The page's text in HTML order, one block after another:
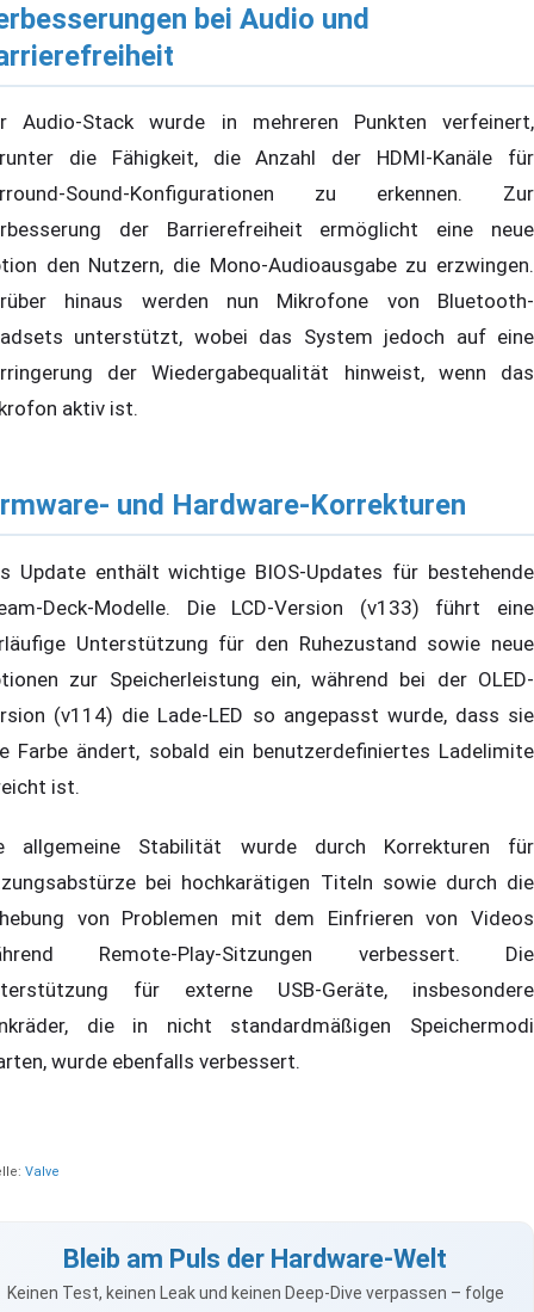
bei Audio und
Audio-Stack wurde in mehreren Punkten verfeinert,
die Fähigkeit, die Anzahl der HDMI-Kanäle für
Sound-Konfigurationen zu erkennen. Zur
der Barrierefreiheit ermöglicht eine neue
den Nutzern, die Mono-Audioausgabe zu erzwingen.
hinaus werden nun Mikrofone von Bluetooth-
unterstützt, wobei das System jedoch auf eine
der Wiedergabequalität hinweist, wenn das
aktiv ist.
und Hardware-Korrekturen
Update enthält wichtige BIOS-Updates für bestehende
Deck-Modelle. Die LCD-Version (v133) führt eine
Unterstützung für den Ruhezustand sowie neue
zur Speicherleistung ein, während bei der OLED-
(v114) die Lade-LED so angepasst wurde, dass sie
Farbe ändert, sobald ein benutzerdefiniertes Ladelimite
ist.
allgemeine Stabilität wurde durch Korrekturen für
bei hochkarätigen Titeln sowie durch die
von Problemen mit dem Einfrieren von Videos
Remote-Play-Sitzungen verbessert. Die
für externe USB-Geräte, insbesondere
die in nicht standardmäßigen Speichermodi
wurde ebenfalls verbessert.
Valve
Bleib am Puls der Hardware-Welt
Keinen Test, keinen Leak und keinen Deep-Dive verpassen – folge